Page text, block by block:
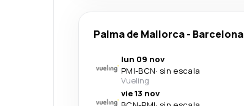
Palma de Mallorca- Barcelona
lun 09 nov
PMI-BCN· sin escala
Vueling
vie 13 nov